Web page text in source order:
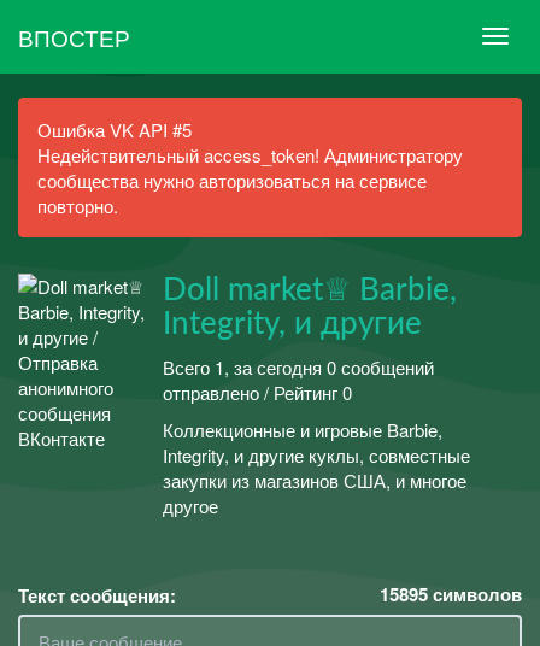
ВПОСТЕР
Ошибка VK API #5
Недействительный access_token! Администратору
сообщества нужно авторизоваться на сервисе
повторно.
Doll market♕ Barbie,
Integrity, и другие
Всего 1, за сегодня 0 сообщений
отправлено / Рейтинг 0
Коллекционные и игровые Barbie,
Integrity, и другие куклы, совместные
закупки из магазинов США, и многое
другое
Текст сообщения: 15895символов